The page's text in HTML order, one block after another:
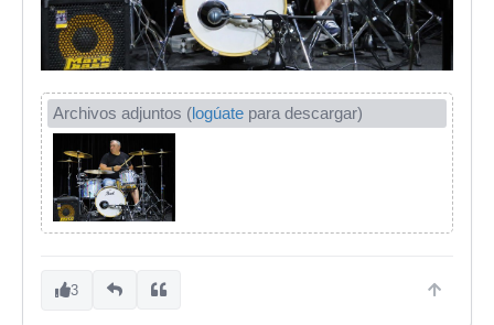
Archivos adjuntos (logúate para descargar)
3